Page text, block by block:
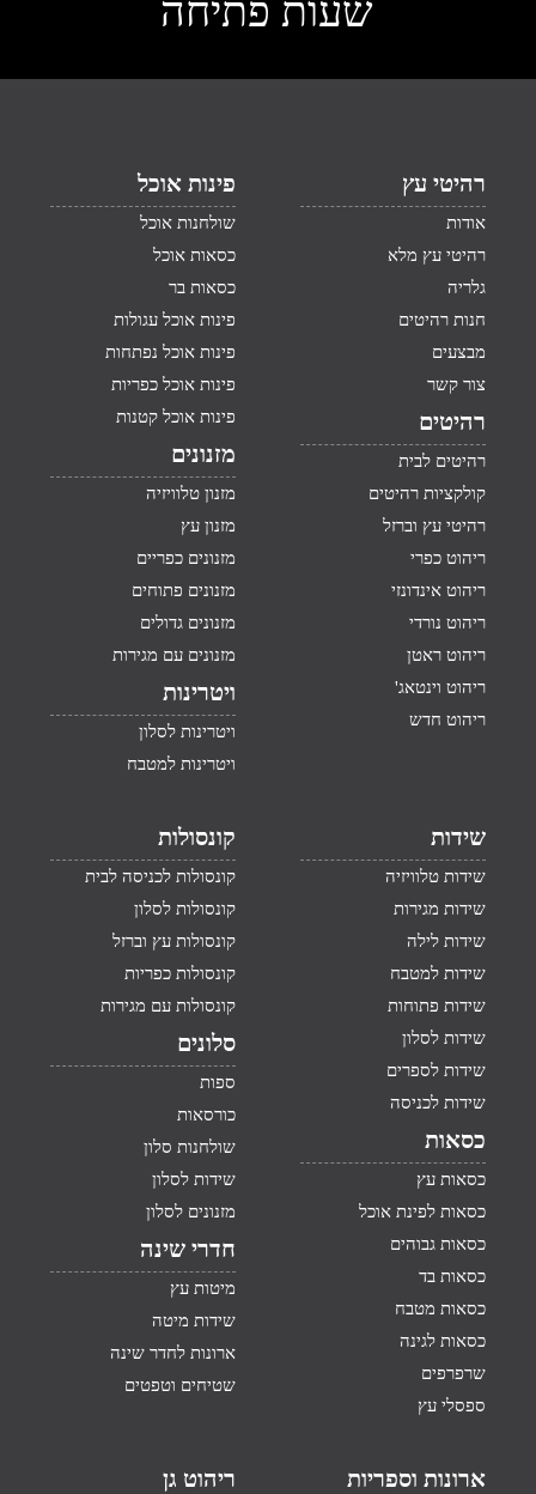
שעות פתיחה
רהיטי עץ
אודות
רהיטי עץ מלא
גלריה
חנות רהיטים
מבצעים
צור קשר
רהיטים
רהיטים לבית
קולקציות רהיטים
רהיטי עץ וברזל
ריהוט כפרי
ריהוט אינדונזי
ריהוט נורדי
ריהוט ראטן
ריהוט וינטאג'
ריהוט חדש
פינות אוכל
שולחנות אוכל
כסאות אוכל
כסאות בר
פינות אוכל עגולות
פינות אוכל נפתחות
פינות אוכל כפריות
פינות אוכל קטנות
מזנונים
מזנון טלוויזיה
מזנון עץ
מזנונים כפריים
מזנונים פתוחים
מזנונים גדולים
מזנונים עם מגירות
ויטרינות
ויטרינות לסלון
ויטרינות למטבח
שידות
שידות טלוויזיה
שידות מגירות
שידות לילה
שידות למטבח
שידות פתוחות
שידות לסלון
שידות לספרים
שידות לכניסה
כסאות
כסאות עץ
כסאות לפינת אוכל
כסאות גבוהים
כסאות בד
כסאות מטבח
כסאות לגינה
שרפרפים
ספסלי עץ
קונסולות
קונסולות לכניסה לבית
קונסולות לסלון
קונסולות עץ וברזל
קונסולות כפריות
קונסולות עם מגירות
סלונים
ספות
כורסאות
שולחנות סלון
שידות לסלון
מזנונים לסלון
חדרי שינה
מיטות עץ
שידות מיטה
ארונות לחדר שינה
שטיחים וטפטים
ארונות וספריות ריהוט גן